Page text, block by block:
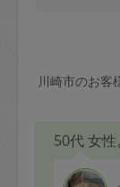
川崎市のお客
50代 女性